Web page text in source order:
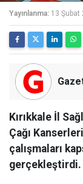
Yayınlanma: 13 Şubat
Kırıkkale İl
Çağı
çalışmaları
gerçekleştirdi.